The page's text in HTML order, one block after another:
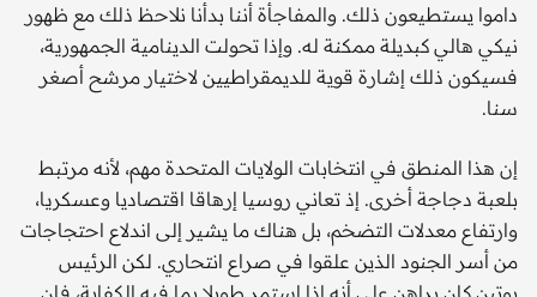
داموا يستطيعون ذلك. والمفاجأة أننا بدأنا نلاحظ ذلك مع ظهور
نيكي هالي كبديلة ممكنة له. وإذا تحولت الدينامية الجمهورية،
فسيكون ذلك إشارة قوية للديمقراطيين لاختيار مرشح أصغر
سنا.
إن هذا المنطق في انتخابات الولايات المتحدة مهم، لأنه مرتبط
بلعبة دجاجة أخرى. إذ تعاني روسيا إرهاقا اقتصاديا وعسكريا،
وارتفاع معدلات التضخم، بل هناك ما يشير إلى اندلاع احتجاجات
من أسر الجنود الذين علقوا في صراع انتحاري. لكن الرئيس
بوتين كان يراهن على أنه إذا استمر طويلا بما فيه الكفاية، فإن